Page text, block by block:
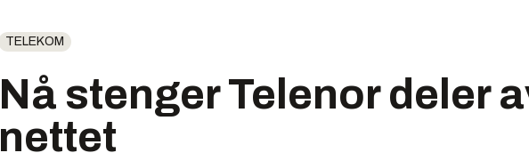
TELEKOM
Nå stenger Telenor deler
nettet